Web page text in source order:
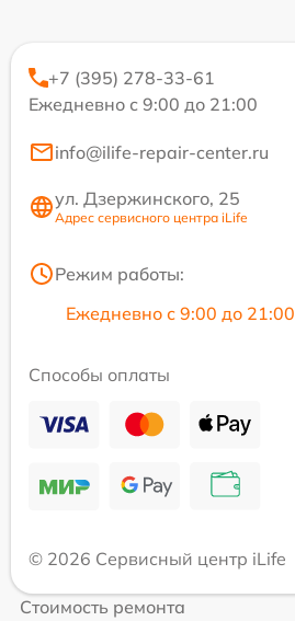
+7 (395) 278-33-61
Ежедневно с 9:00 до 21:00
info@ilife-repair-center.ru
ул. Дзержинского, 25
Адрес сервисного центра iLife
Режим работы:
Ежедневно с 9:00 до 21:00
Способы оплаты
© 2026 Сервисный центр iLife
Стоимость ремонта